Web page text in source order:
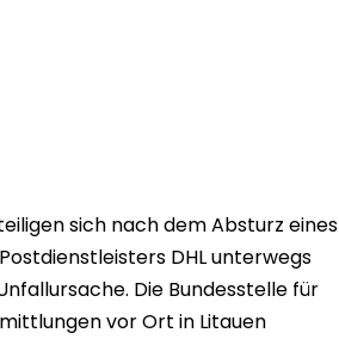
sich nach dem Absturz eines
DHL unterwegs
Die Bundesstelle für
vor Ort in Litauen